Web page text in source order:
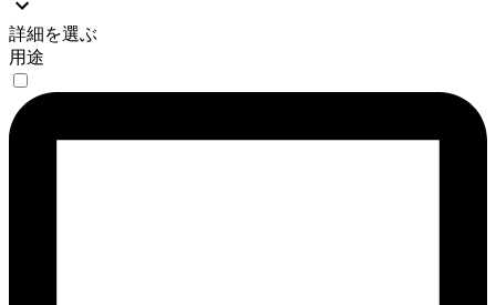
詳細を選ぶ
用途